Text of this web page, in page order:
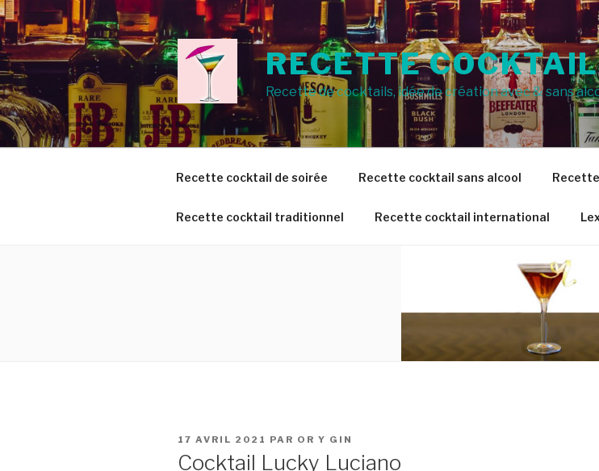
Aller
au
contenu
principal
RECETTE COCKTAIL
Recette de cocktails, idée de création avec & sans
Recette cocktail de soirée Recette cocktail sans alcool
Recette cocktail traditionnel Recette cocktail international
PUBLIÉ
17 AVRIL 2021 PAR OR Y GIN
Cocktail Lucky Luciano